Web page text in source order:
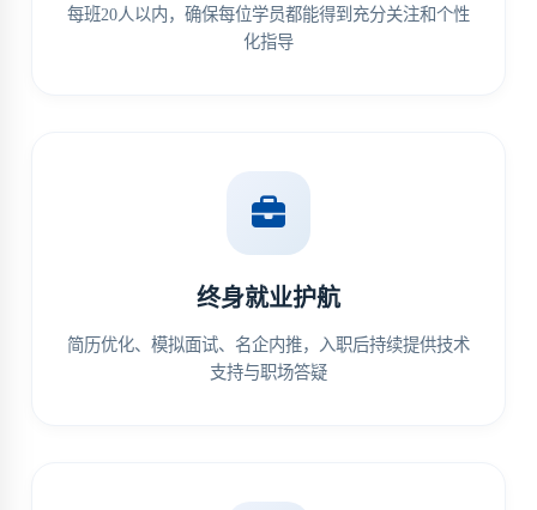
每班20人以内，确保每位学员都能得到充分关注和个性
化指导
终身就业护航
简历优化、模拟面试、名企内推，入职后持续提供技术
支持与职场答疑